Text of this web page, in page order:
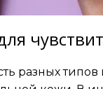
разных типов